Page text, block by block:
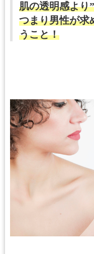
肌の透明感より
つまり男性が求
うこと！